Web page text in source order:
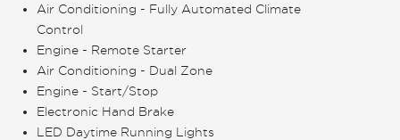
Air Conditioning - Fully Automated Climate
Control
Engine - Remote Starter
Air Conditioning - Dual Zone
Engine - Start/Stop
Electronic Hand Brake
LED Daytime Running Lights